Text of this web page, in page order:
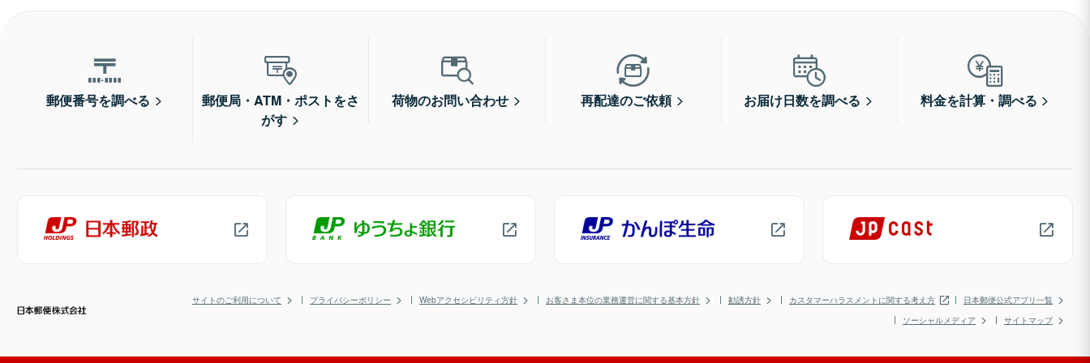
郵便番号を調べる
郵便局・ATM・ポストをさ
がす
荷物のお問い合わせ 再配達のご依頼 お届け日数を調べる 料金を計算・調べる
サイトのご利用について プライバシーポリシー Webアクセシビリティ方針 お客さま本位の業務運営に関する基本方針 勧誘方針 カスタマーハラスメントに関する考え方
日本郵便公式アプリ一覧
ソーシャルメディア
サイトマップ